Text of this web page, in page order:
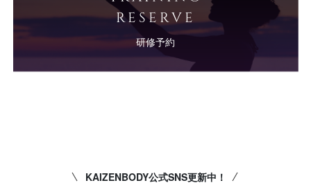
RESERVE
研修予約
KAIZENBODY公式SNS更新中！